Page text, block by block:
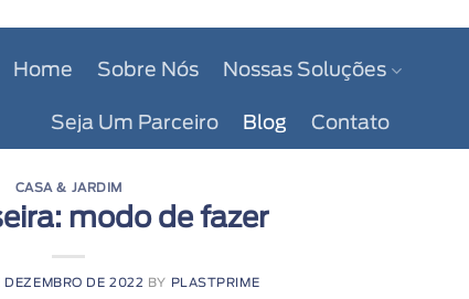
Home Sobre Nós Nossas Soluções
Seja Um Parceiro Blog Contato
CASA & JARDIM
modo de fazer
DEZEMBRO DE 2022 BY PLASTPRIME